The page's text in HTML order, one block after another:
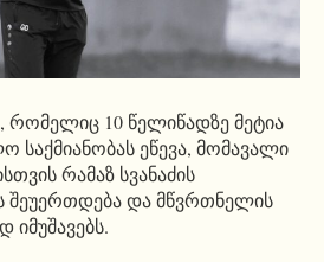
რომელიც 10 წელიწადზე მეტია
საქმიანობას ეწევა, მომავალი
რამაზ სვანაძის
შეუერთდება და მწვრთნელის
იმუშავებს.